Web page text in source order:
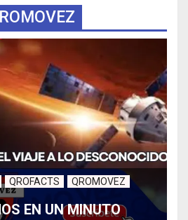
QROFACTS QROMOVEZ
EN UN MINUTO